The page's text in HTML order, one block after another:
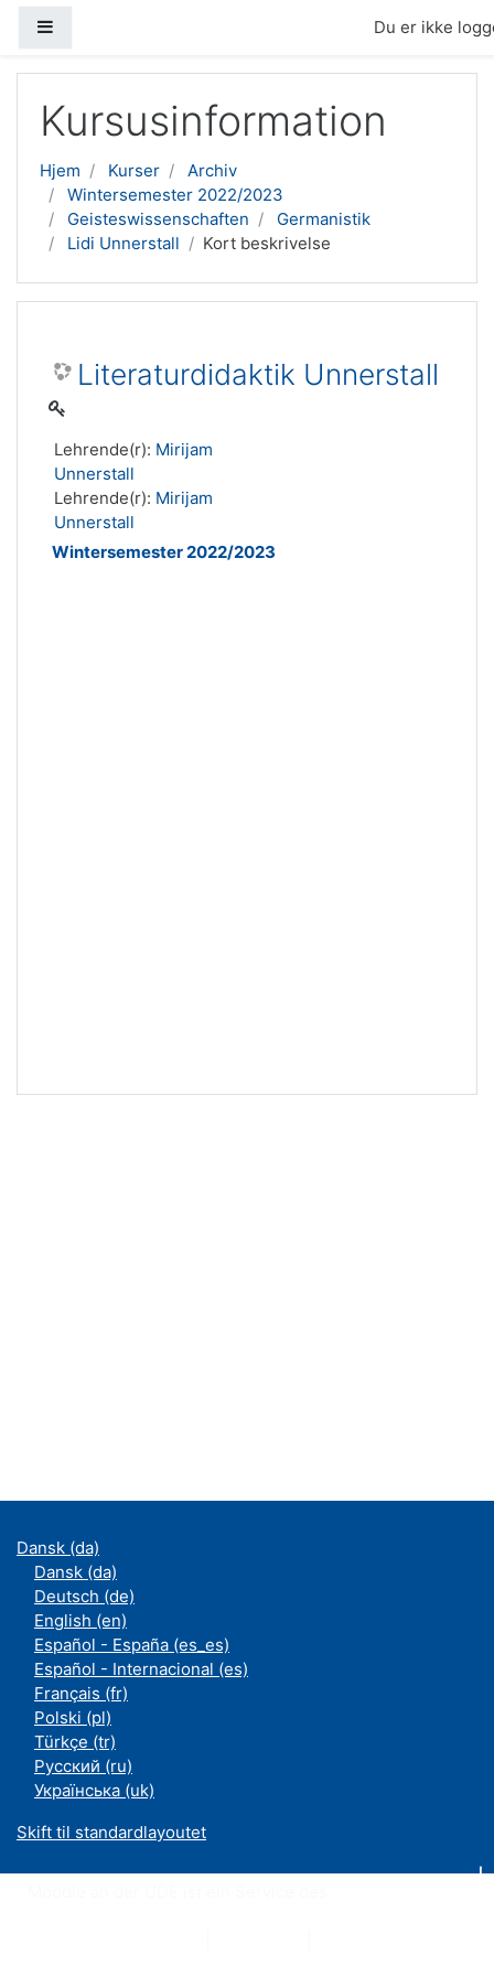
Du er ikke
Kursusinformation
Hjem Kurser
Archiv
Wintersemester 2022/2023
Geisteswissenschaften
Germanistik
Lidi Unnerstall
Kort beskrivelse
Literaturdidaktik Unnerstall
Lehrende(r): Mirijam
Unnerstall
Lehrende(r): Mirijam
Unnerstall
Wintersemester 2022/2023
Dansk ‎(da)‎
Dansk ‎(da)‎
Deutsch ‎(de)‎
English ‎(en)‎
Español - España ‎(es_es)‎
Español - Internacional ‎(es)‎
Français ‎(fr)‎
Polski ‎(pl)‎
Türkçe ‎(tr)‎
Русский ‎(ru)‎
Українська ‎(uk)‎
Skift til standardlayoutet